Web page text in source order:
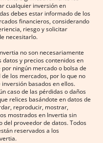
cualquier inversión en
debes estar informado de los
financieros, considerando
riesgo y solicitar
necesitarlo.
no son necesariamente
y precios contenidos en
ningún mercado o bolsa de
los mercados, por lo que no
basados en ellos.
caso de las pérdidas o daños
relices basándote en datos de
reproducir, mostrar,
mostrados en Invertia sin
del proveedor de datos. Todos
reservados a los